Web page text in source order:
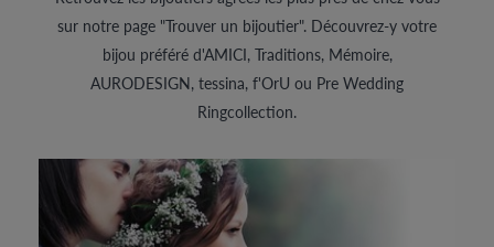
sur notre page "Trouver un bijoutier". Découvrez-y votre
bijou préféré d'AMICI, Traditions, Mémoire,
AURODESIGN, tessina, f'OrU ou Pre Wedding
Ringcollection.